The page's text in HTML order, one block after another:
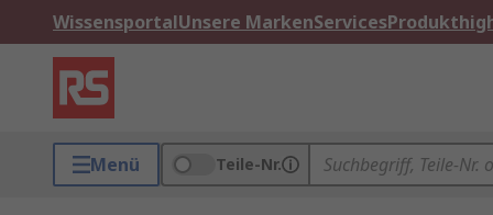
WissensportalUnsere MarkenServices
Menü Teile-Nr.